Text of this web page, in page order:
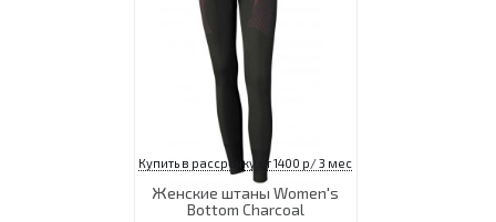
Купить в рассрочку от 1400 р/ 3 мес
Женские штаны Women's
Bottom Charcoal